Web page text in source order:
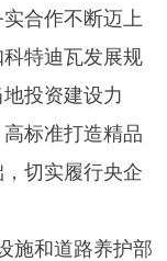
合作不断迈上
特迪瓦发展规
投资建设力
标准打造精品
切实履行央企
施和道路养护部